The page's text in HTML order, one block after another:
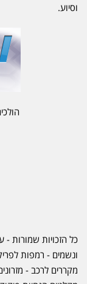
וסיוע.
כל הזכויות שמורות -
ונשמים - רמפות
מקררים לרכב -